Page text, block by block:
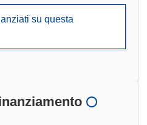
su questa